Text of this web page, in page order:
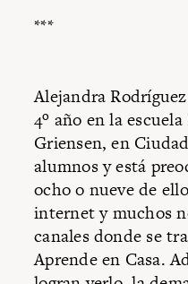
***
Alejandra
4º año en la
Griensen, en
alumnos y está
ocho o nueve de
internet y muchos
canales donde se
Aprende en Casa.